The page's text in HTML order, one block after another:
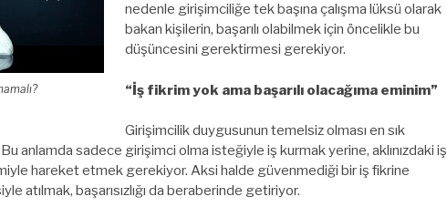
nedenle girişimciliğe tek başına çalışma lüksü olarak
bakan kişilerin, başarılı olabilmek için öncelikle bu
düşüncesini gerektirmesi gerekiyor.
“İş fikrim yok ama başarılı olacağıma eminim”
Girişimcilik duygusunun temelsiz olması en sık
anlamda sadece girişimci olma isteğiyle iş kurmak yerine, aklınızdaki iş
hareket etmek gerekiyor. Aksi halde güvenmediği bir iş fikrine
atılmak, başarısızlığı da beraberinde getiriyor.